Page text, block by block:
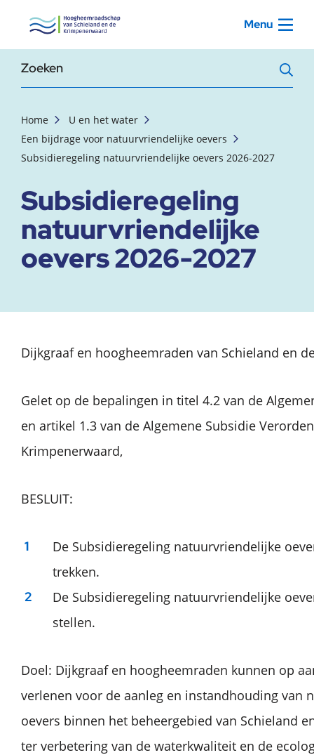
, startpagina Menu
Zoekterm
Home
U en het water
Een bijdrage voor natuurvriendelijke oevers
Subsidieregeling natuurvriendelijke oevers 2026-2027
Subsidieregeling
natuurvriendelijke
oevers 2026-2027
Dijkgraaf en hoogheemraden van Schieland en
Gelet op de bepalingen in titel 4.2 van de
en artikel 1.3 van de Algemene Subsidie
Krimpenerwaard,
BESLUIT:
De Subsidieregeling natuurvriendelijke
trekken.
De Subsidieregeling natuurvriendelijke
stellen.
Doel: Dijkgraaf en hoogheemraden kunnen op
verlenen voor de aanleg en instandhouding van
oevers binnen het beheergebied van Schieland
ter verbetering van de waterkwaliteit en de